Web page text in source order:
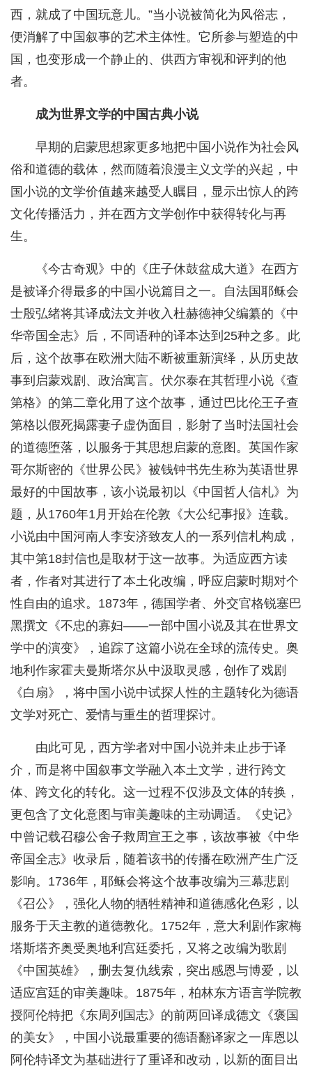
西，就成了中国玩意儿。”当小说被简化为风俗志，
便消解了中国叙事的艺术主体性。它所参与塑造的中
国，也变形成一个静止的、供西方审视和评判的他
者。
成为世界文学的中国古典小说
早期的启蒙思想家更多地把中国小说作为社会风
俗和道德的载体，然而随着浪漫主义文学的兴起，中
国小说的文学价值越来越受人瞩目，显示出惊人的跨
文化传播活力，并在西方文学创作中获得转化与再
生。
《今古奇观》中的《庄子休鼓盆成大道》在西方
是被译介得最多的中国小说篇目之一。自法国耶稣会
士殷弘绪将其译成法文并收入杜赫德神父编纂的《中
华帝国全志》后，不同语种的译本达到25种之多。此
后，这个故事在欧洲大陆不断被重新演绎，从历史故
事到启蒙戏剧、政治寓言。伏尔泰在其哲理小说《查
第格》的第二章化用了这个故事，通过巴比伦王子查
第格以假死揭露妻子虚伪面目，影射了当时法国社会
的道德堕落，以服务于其思想启蒙的意图。英国作家
哥尔斯密的《世界公民》被钱钟书先生称为英语世界
最好的中国故事，该小说最初以《中国哲人信札》为
题，从1760年1月开始在伦敦《大公纪事报》连载。
小说由中国河南人李安济致友人的一系列信札构成，
其中第18封信也是取材于这一故事。为适应西方读
者，作者对其进行了本土化改编，呼应启蒙时期对个
性自由的追求。1873年，德国学者、外交官格锐塞巴
黑撰文《不忠的寡妇——一部中国小说及其在世界文
学中的演变》，追踪了这篇小说在全球的流传史。奥
地利作家霍夫曼斯塔尔从中汲取灵感，创作了戏剧
《白扇》，将中国小说中试探人性的主题转化为德语
文学对死亡、爱情与重生的哲理探讨。
由此可见，西方学者对中国小说并未止步于译
介，而是将中国叙事文学融入本土文学，进行跨文
体、跨文化的转化。这一过程不仅涉及文体的转换，
更包含了文化意图与审美趣味的主动调适。《史记》
中曾记载召穆公舍子救周宣王之事，该故事被《中华
帝国全志》收录后，随着该书的传播在欧洲产生广泛
影响。1736年，耶稣会将这个故事改编为三幕悲剧
《召公》，强化人物的牺牲精神和道德感化色彩，以
服务于天主教的道德教化。1752年，意大利剧作家梅
塔斯塔齐奥受奥地利宫廷委托，又将之改编为歌剧
《中国英雄》，删去复仇线索，突出感恩与博爱，以
适应宫廷的审美趣味。1875年，柏林东方语言学院教
授阿伦特把《东周列国志》的前两回译成德文《褒国
的美女》，中国小说最重要的德语翻译家之一库恩以
阿伦特译文为基础进行了重译和改动，以新的面目出